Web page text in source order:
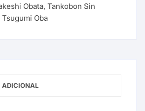
Obata,Tankobon Sin
Tsugumi Oba
ADICIONAL